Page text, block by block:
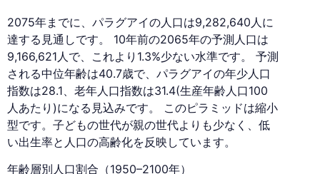
2075年までに、パラグアイの人口は9,282,640人に
達する見通しです。 10年前の2065年の予測人口は
9,166,621人で、これより1.3%少ない水準です。 予測
される中位年齢は40.7歳で、パラグアイの年少人口
指数は28.1、老年人口指数は31.4(生産年齢人口100
人あたり)になる見込みです。 このピラミッドは縮小
型です。子どもの世代が親の世代よりも少なく、低
い出生率と人口の高齢化を反映しています。
年齢層別人口割合（1950–2100年）